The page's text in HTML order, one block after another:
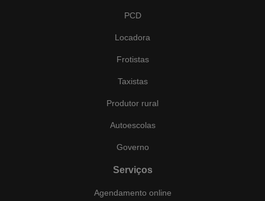
PCD
Locadora
Frotistas
Taxistas
Produtor rural
Autoescolas
Governo
Serviços
Agendamento online